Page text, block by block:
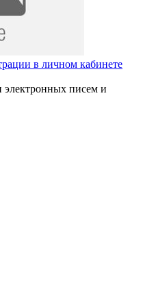
в личном кабинете
электронных писем и